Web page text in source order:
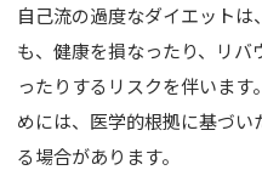
自己流の過度なダイエット
も、健康を損なったり、リバ
ったりするリスクを伴いま
めには、医学的根拠に基づ
る場合があります。